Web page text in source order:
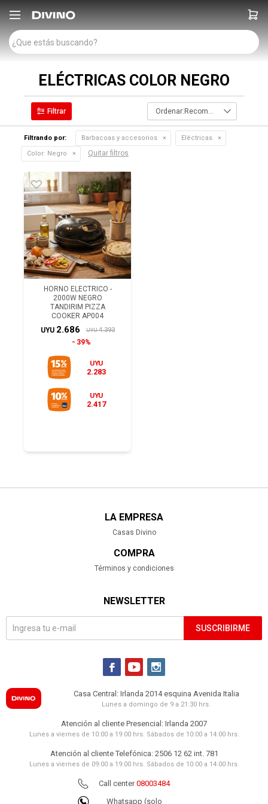

ELÉCTRICAS COLOR NEGRO
Recomendados
Filtrando por: Barbacoas y accesorios
Eléctricas
Color: Negro Quitar filtros
HORNO ELECTRICO -
2000W NEGRO
TANDIRIM PIZZA
COOKER AP004
UYU 2.686 UYU 4.393
39%
UYU
2.283
UYU
2.417
LA EMPRESA
Casas Divino
COMPRA
Términos y condiciones
NEWSLETTER
SUSCRIBIRME
  
Casa Central: Irlanda 2014 esquina Avenida Italia
Lunes a domingo de 9 a 21:30 hrs.
Atención al cliente Presencial: Irlanda 2007
Lunes a viernes de 10:00 a 19:00 hrs. Sábados de 10:00 a 14:00 hrs.
Atención al cliente Telefónica: 2506 12 62 int. 781
Lunes a viernes de 09:00 a 19:00 hrs. Sábados de 10:00 a 14:00 hrs.
Call center08003484
Whatsapp (solo